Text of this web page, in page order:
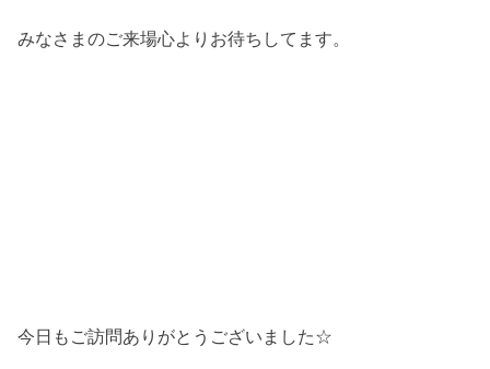
みなさまのご来場心よりお待ちしてます。
今日もご訪問ありがとうございました☆